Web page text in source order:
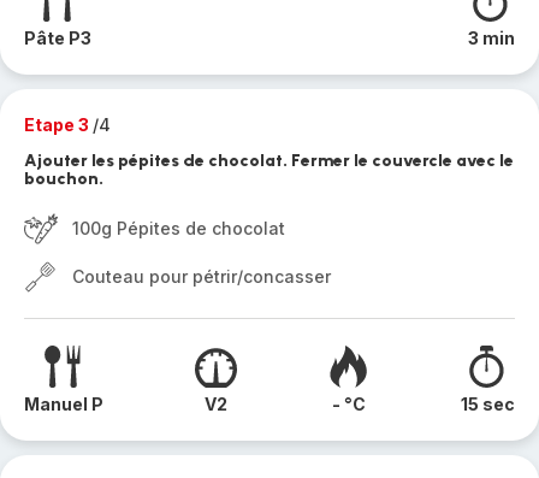
Pâte P3 3 min
Etape 3 /4
Ajouter les pépites de chocolat. Fermer le couvercle avec le
bouchon.
100g Pépites de chocolat
Couteau pour pétrir/concasser
Manuel P V2 - °C 15 sec